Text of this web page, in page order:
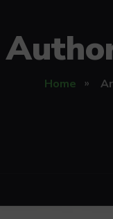
Home